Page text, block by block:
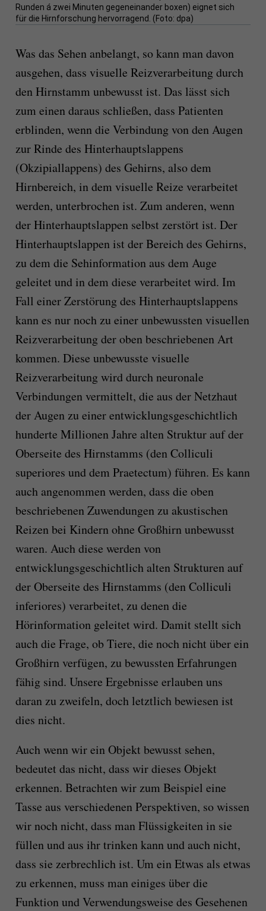
Runden á zwei Minuten gegeneinander boxen) eignet sich
für die Hirnforschung hervorragend. (Foto: dpa)
Was das Sehen anbelangt, so kann man davon
ausgehen, dass visuelle Reizverarbeitung durch
den Hirnstamm unbewusst ist. Das lässt sich
zum einen daraus schließen, dass Patienten
erblinden, wenn die Verbindung von den Augen
zur Rinde des Hinterhauptslappens
(Okzipiallappens) des Gehirns, also dem
Hirnbereich, in dem visuelle Reize verarbeitet
werden, unterbrochen ist. Zum anderen, wenn
der Hinterhauptslappen selbst zerstört ist. Der
Hinterhauptslappen ist der Bereich des Gehirns,
zu dem die Sehinformation aus dem Auge
geleitet und in dem diese verarbeitet wird. Im
Fall einer Zerstörung des Hinterhauptslappens
kann es nur noch zu einer unbewussten visuellen
Reizverarbeitung der oben beschriebenen Art
kommen. Diese unbewusste visuelle
Reizverarbeitung wird durch neuronale
Verbindungen vermittelt, die aus der Netzhaut
der Augen zu einer entwicklungsgeschichtlich
hunderte Millionen Jahre alten Struktur auf der
Oberseite des Hirnstamms (den Colliculi
superiores und dem Praetectum) führen. Es kann
auch angenommen werden, dass die oben
beschriebenen Zuwendungen zu akustischen
Reizen bei Kindern ohne Großhirn unbewusst
waren. Auch diese werden von
entwicklungsgeschichtlich alten Strukturen auf
der Oberseite des Hirnstamms (den Colliculi
inferiores) verarbeitet, zu denen die
Hörinformation geleitet wird. Damit stellt sich
auch die Frage, ob Tiere, die noch nicht über ein
Großhirn verfügen, zu bewussten Erfahrungen
fähig sind. Unsere Ergebnisse erlauben uns
daran zu zweifeln, doch letztlich bewiesen ist
dies nicht.
Auch wenn wir ein Objekt bewusst sehen,
bedeutet das nicht, dass wir dieses Objekt
erkennen. Betrachten wir zum Beispiel eine
Tasse aus verschiedenen Perspektiven, so wissen
wir noch nicht, dass man Flüssigkeiten in sie
füllen und aus ihr trinken kann und auch nicht,
dass sie zerbrechlich ist. Um ein Etwas als etwas
zu erkennen, muss man einiges über die
Funktion und Verwendungsweise des Gesehenen